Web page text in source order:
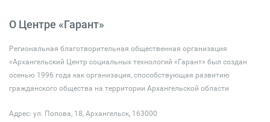
О Центре «Гарант»
Региональная благотворительная общественная организация
«Архангельский Центр социальных технологий «Гарант» был создан
осенью 1996 года как организация, способствующая развитию
гражданского общества на территории Архангельской области
Адрес: ул. Попова, 18, Архангельск, 163000